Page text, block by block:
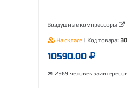
Воздушные компрессоры
На складе | Код товара:
10590.00
2989 человек